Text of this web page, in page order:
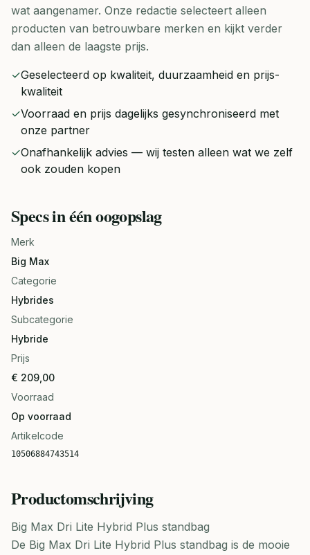
wat aangenamer. Onze redactie selecteert alleen
producten van betrouwbare merken en kijkt verder
dan alleen de laagste prijs.
✓Geselecteerd op kwaliteit, duurzaamheid en prijs-
kwaliteit
✓Voorraad en prijs dagelijks gesynchroniseerd met
onze partner
✓Onafhankelijk advies — wij testen alleen wat we zelf
ook zouden kopen
Specs in één oogopslag
Merk
Big Max
Categorie
Hybrides
Subcategorie
Hybride
Prijs
€ 209,00
Voorraad
Op voorraad
Artikelcode
10506884743514
Productomschrijving
Big Max Dri Lite Hybrid Plus standbag
De Big Max Dri Lite Hybrid Plus standbag is de mooie